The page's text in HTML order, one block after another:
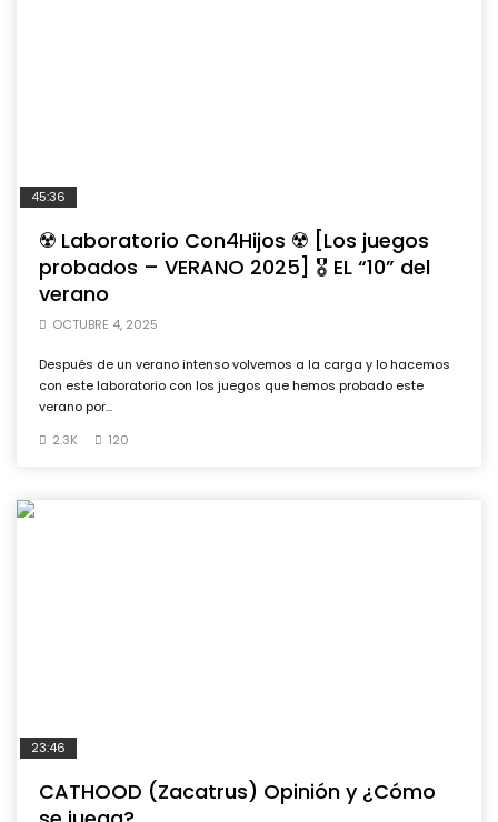
45:36
☢️ Laboratorio Con4Hijos ☢️ [Los juegos
probados – VERANO 2025] 🎖️ EL “10” del
verano
OCTUBRE 4, 2025
Después de un verano intenso volvemos a la carga y lo hacemos
con este laboratorio con los juegos que hemos probado este
verano por...
2.3K
120
23:46
CATHOOD (Zacatrus) Opinión y ¿Cómo